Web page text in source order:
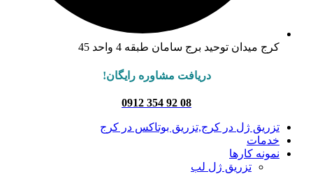
کرج میدان توحید برج سامان طبقه 4 واحد 45
دریافت مشاوره رایگان!
08 92 354 0912
تزریق ژل در کرج,تزریق بوتاکس در کرج
خدمات
نمونه کارها
تزریق ژل لب